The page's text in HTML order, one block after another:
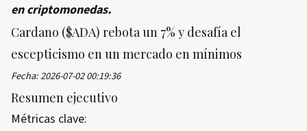
en criptomonedas.
Cardano ($ADA) rebota un 7% y desafía el
escepticismo en un mercado en mínimos
Fecha: 2026-07-02 00:19:36
Resumen ejecutivo
Métricas clave: